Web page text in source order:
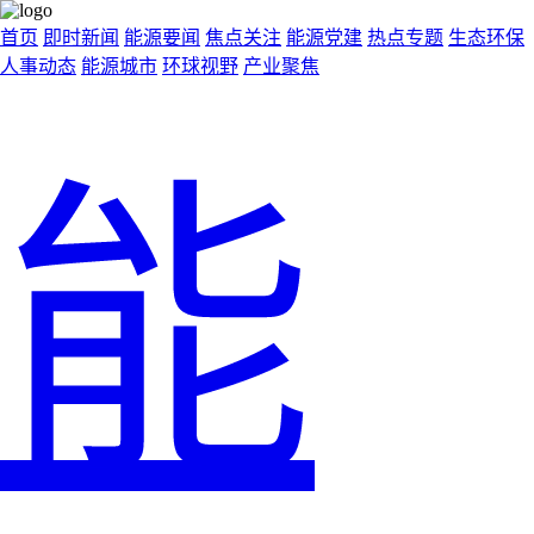
首页 即时新闻 能源要闻 焦点关注 能源党建 热点专题 生态环保
人事动态 能源城市 环球视野 产业聚焦
能